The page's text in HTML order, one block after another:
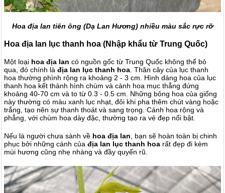
Hoa địa lan tiên ông (Dạ Lan Hương) nhiều màu sắc rực rỡ
Hoa địa lan lục thanh hoa (Nhập khẩu từ Trung Quốc)
Một loại hoa địa lan có nguồn gốc từ Trung Quốc không thể bỏ
qua, đó chính là địa lan lục thanh hoa . Thân cây của lục thanh
hoa thường phình rộng ra khoảng 2 - 3 cm. Hình dáng hoa của lục
thanh hoa kết thành hình chùm và cành hoa mục thẳng đứng
khoảng 40-70 cm và to từ 0.3 - 0.5 cm. Những bông hoa của giống
này thường có màu xanh lục nhạt, đôi khi pha thêm chút vàng hoặc
trắng, tạo nên sự thanh thoát và sang trọng. Cánh hoa rộng và
phẳng, với chùm hoa dày đặc, thường tạo ra vẻ đẹp nổi bật
Nếu là người chưa sành về hoa địa lan , bạn sẽ hoàn toàn bị chinh
phục bởi những cánh của địa lan lục thanh hoa rất đẹp đi kèm
mùi hương cũng nhẹ nhàng và đầy quyến rũ.